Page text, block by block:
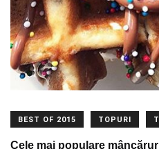
BEST OF 2015 TOPURI
Cele mai populare